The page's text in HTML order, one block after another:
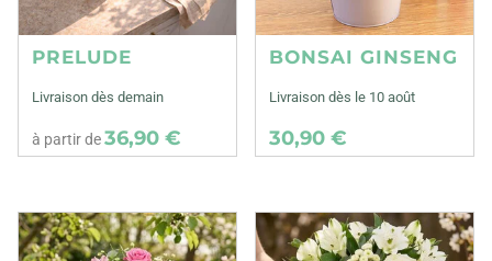
PRELUDE
Livraison dès demain
à partir de36,90 €
BONSAI GINSENG
Livraison dès le 10 août
30,90 €